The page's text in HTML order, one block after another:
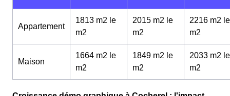
Appartement
1813 m2 le
m2
2015 m2 le
m2
2216 m2 le
m2
Maison
1664 m2 le
m2
1849 m2 le
m2
2033 m2 le
m2